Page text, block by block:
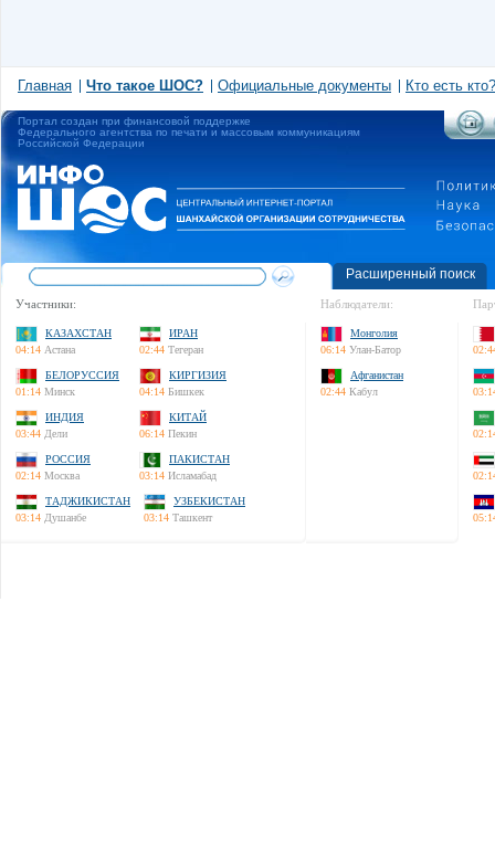
Главная Что такое ШОС? Официальные документы Кто есть кто?
Портал создан при финансовой поддержке
Федерального агентства по печати и массовым коммуникациям
Российской Федерации
Расширенный поиск
Участники:
КАЗАХСТАН
04:14 Астана
ИРАН
02:44 Тегеран
БЕЛОРУССИЯ
01:14 Минск
КИРГИЗИЯ
04:14 Бишкек
ИНДИЯ
03:44 Дели
КИТАЙ
06:14 Пекин
РОССИЯ
02:14 Москва
ПАКИСТАН
03:14 Исламабад
ТАДЖИКИСТАН
03:14 Душанбе
УЗБЕКИСТАН
03:14 Ташкент
Наблюдатели:
Монголия
06:14 Улан-Батор
Афганистан
02:44 Кабул